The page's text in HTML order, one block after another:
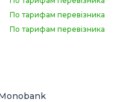
По тарифам перевізника
По тарифам перевізника